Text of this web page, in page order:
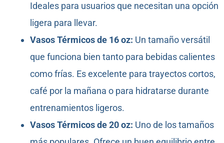
Ideales para usuarios que necesitan una opción
ligera para llevar.
Vasos Térmicos de 16 oz: Un tamaño versátil
que funciona bien tanto para bebidas calientes
como frías. Es excelente para trayectos cortos,
café por la mañana o para hidratarse durante
entrenamientos ligeros.
Vasos Térmicos de 20 oz: Uno de los tamaños